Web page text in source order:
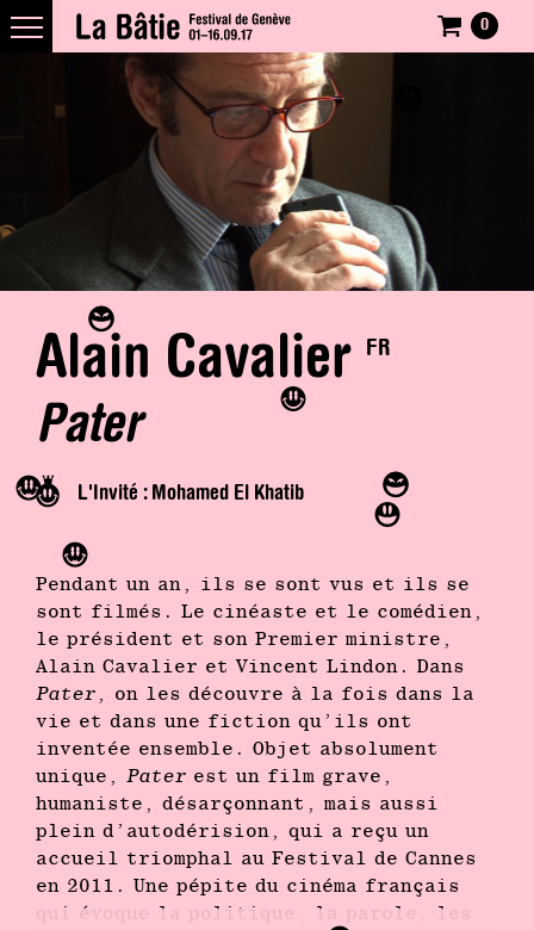
Alain Cavalier FR
Pater
L'Invité : Mohamed El Khatib
Pendant un an, ils se sont vus et ils se
sont filmés. Le cinéaste et le comédien,
le président et son Premier ministre,
Alain Cavalier et Vincent Lindon. Dans
Pater , on les découvre à la fois dans la
vie et dans une fiction qu’ils ont
inventée ensemble. Objet absolument
unique,
Pater est un film grave,
humaniste, désarçonnant, mais aussi
plein d’autodérision, qui a reçu un
accueil triomphal au Festival de Cannes
en 2011. Une pépite du cinéma français
qui évoque la politique, la parole, les
0